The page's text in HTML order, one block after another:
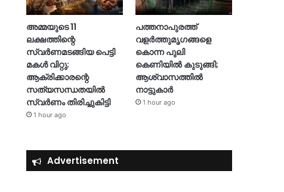
അമ്മയുടെ 11
ലക്ഷത്തിന്റെ
സ്വർണമടങ്ങിയ പെട്ടി
മകൾ വിറ്റു;
ആക്രിക്കാരന്റെ
സത്യസന്ധതയിൽ
സ്വർണം തിരിച്ചുകിട്ടി
1 hour ago
പത്തനാപുരത്ത്
വളർത്തുമൃഗങ്ങളെ
കൊന്ന പുലി
കെണിയിൽ കുടുങ്ങി;
ആശ്വാസത്തിൽ
നാട്ടുകാർ
1 hour ago
Advertisement